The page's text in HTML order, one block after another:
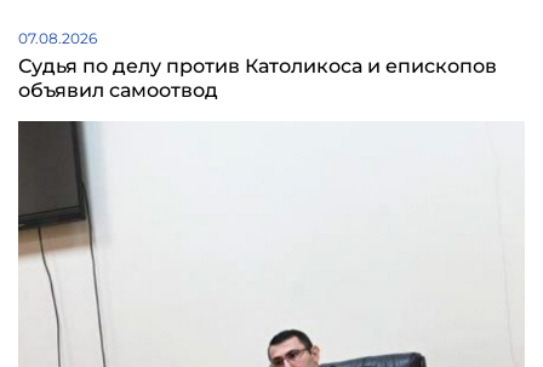
07.08.2026
Судья по делу против Католикоса и епископов
объявил самоотвод